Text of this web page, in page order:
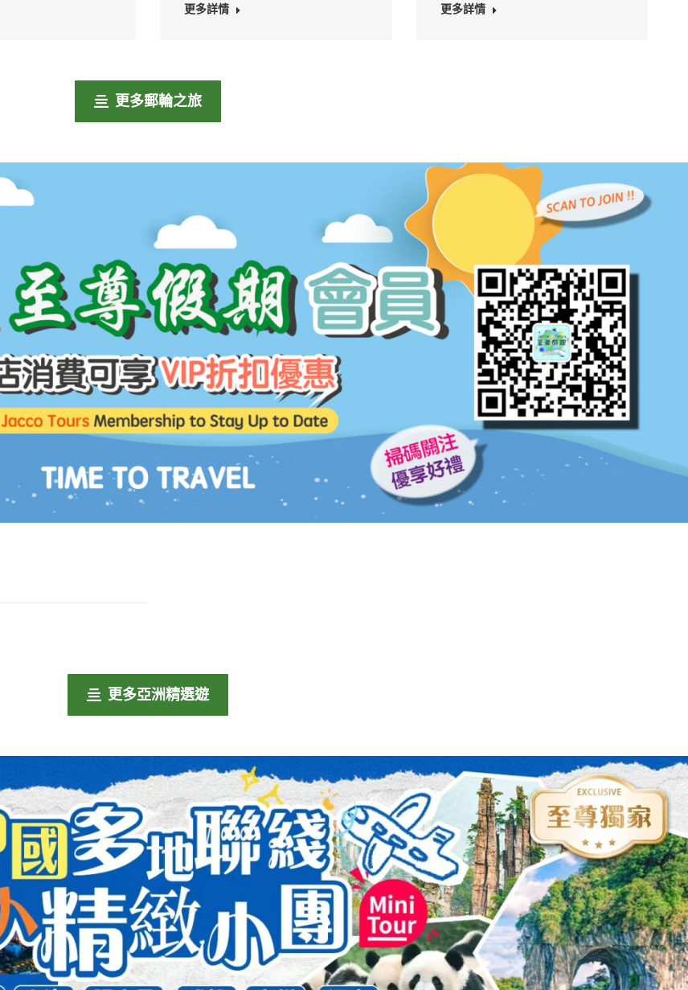
更多詳情 更多詳情
更多郵輪之旅
更多亞洲精選遊